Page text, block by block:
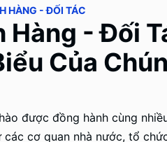
HÀNG - ĐỐI TÁC
Hàng - Đối
Của
được đồng hành cùng
cơ quan nhà nước, tổ